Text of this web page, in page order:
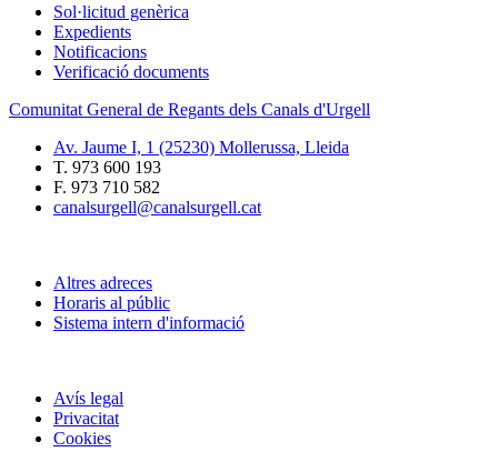
Sol·licitud genèrica
Expedients
Notificacions
Verificació documents
Comunitat General de Regants dels Canals d'Urgell
Av. Jaume I, 1 (25230) Mollerussa, Lleida
T. 973 600 193
F. 973 710 582
canalsurgell@canalsurgell.cat
Altres adreces
Horaris al públic
Sistema intern d'informació
Avís legal
Privacitat
Cookies